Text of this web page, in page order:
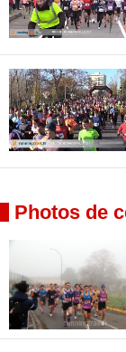
Photos de